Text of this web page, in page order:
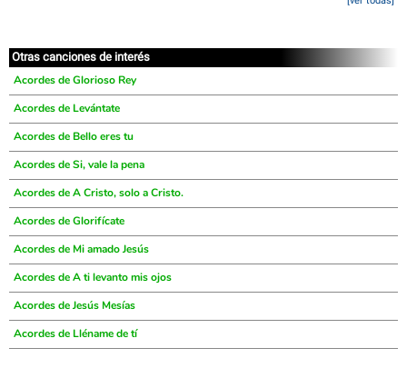
Otras canciones de interés
Acordes de Glorioso Rey
Acordes de Levántate
Acordes de Bello eres tu
Acordes de Si, vale la pena
Acordes de A Cristo, solo a Cristo.
Acordes de Glorifícate
Acordes de Mi amado Jesús
Acordes de A ti levanto mis ojos
Acordes de Jesús Mesías
Acordes de Lléname de tí